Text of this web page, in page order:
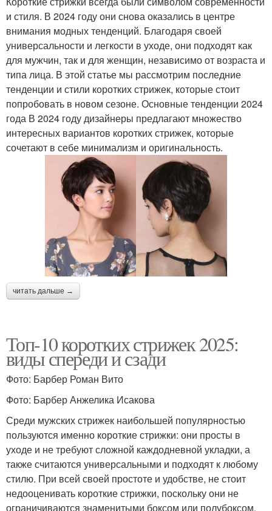
и стиля. В 2024 году они снова оказались в центре
внимания модных тенденций. Благодаря своей
универсальности и легкости в уходе, они подходят как
для мужчин, так и для женщин, независимо от возраста и
типа лица. В этой статье мы рассмотрим последние
тенденции и стили коротких стрижек, которые стоит
попробовать в новом сезоне. Основные тенденции 2024
года В 2024 году дизайнеры предлагают множество
интересных вариантов коротких стрижек, которые
сочетают в себе минимализм и оригинальность.
читать дальше →
Топ-10 коротких стрижек 2025:
виды спереди и сзади
Фото: Барбер Роман Вито
Фото: Барбер Анжелика Исакова
Среди мужских стрижек наибольшей популярностью
пользуются именно короткие стрижки: они просты в
уходе и не требуют сложной каждодневной укладки, а
также считаются универсальными и подходят к любому
стилю. При всей своей простоте и удобстве, не стоит
недооценивать короткие стрижки, поскольку они не
ограничиваются знаменитыми боксом или полубоксом.